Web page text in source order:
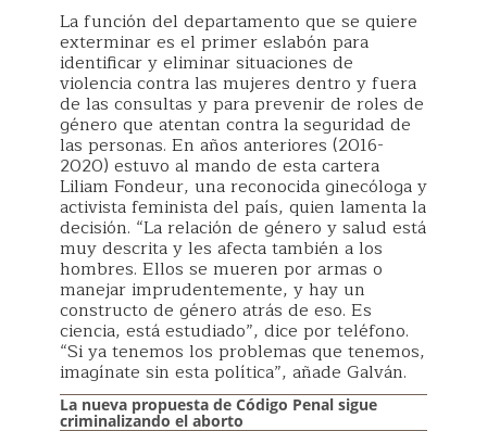
La función del departamento que se quiere
exterminar es el primer eslabón para
identificar y eliminar situaciones de
violencia contra las mujeres dentro y fuera
de las consultas y para prevenir de roles de
género que atentan contra la seguridad de
las personas. En años anteriores (2016-
2020) estuvo al mando de esta cartera
Liliam Fondeur, una reconocida ginecóloga y
activista feminista del país, quien lamenta la
decisión. “La relación de género y salud está
muy descrita y les afecta también a los
hombres. Ellos se mueren por armas o
manejar imprudentemente, y hay un
constructo de género atrás de eso. Es
ciencia, está estudiado”, dice por teléfono.
“Si ya tenemos los problemas que tenemos,
imagínate sin esta política”, añade Galván.
La nueva propuesta de Código Penal sigue
criminalizando el aborto